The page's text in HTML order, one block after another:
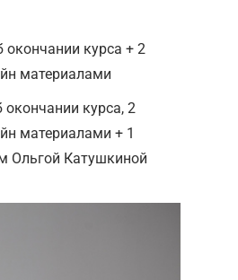
курса + 2
материалами
курса, 2
материалами + 1
Ольгой Катушкиной